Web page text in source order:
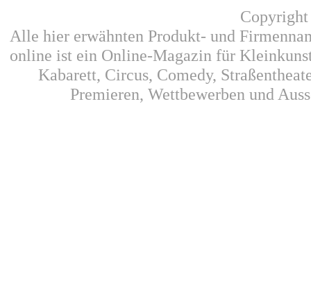
Alle hier erwähnten Produkt- und
online ist ein Online-Magazin für
Kabarett, Circus, Comedy,
Premieren, Wettbewerben und